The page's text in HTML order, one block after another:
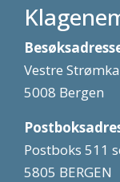
Vestre
5008 Bergen
Postboks 511
5805 BERGEN